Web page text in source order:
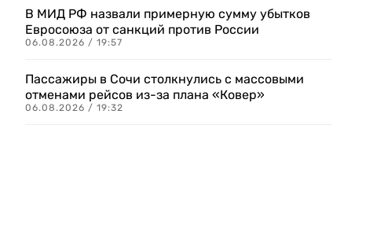
В МИД РФ назвали примерную сумму убытков
Евросоюза от санкций против России
06.08.2026 / 19:57
Пассажиры в Сочи столкнулись с массовыми
отменами рейсов из-за плана «Ковер»
06.08.2026 / 19:32